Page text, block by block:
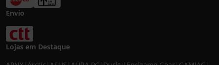
Envio
Lojas em Destaque